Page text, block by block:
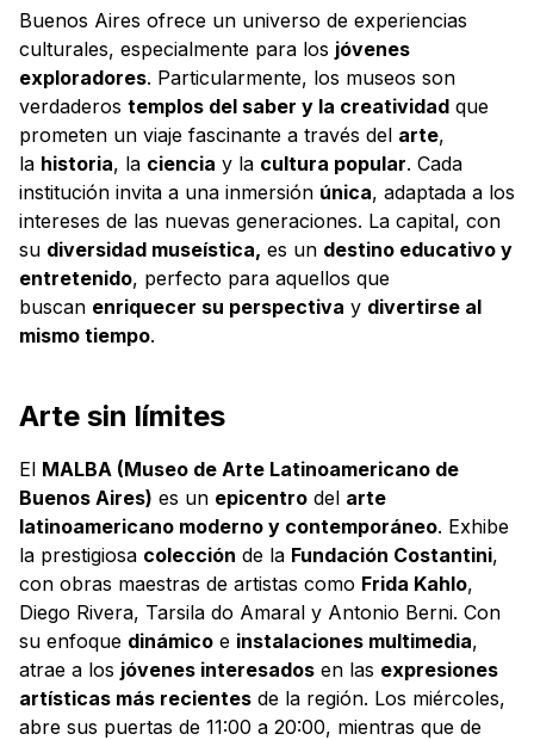
Buenos Aires ofrece un universo de experiencias
culturales, especialmente para los jóvenes
exploradores. Particularmente, los museos son
verdaderos templos del saber y la creatividad que
prometen un viaje fascinante a través del arte,
la historia, la ciencia y la cultura popular. Cada
institución invita a una inmersión única, adaptada a los
intereses de las nuevas generaciones. La capital, con
su diversidad museística, es un destino educativo y
entretenido, perfecto para aquellos que
buscan enriquecer su perspectiva y divertirse al
mismo tiempo.
Arte sin límites
El MALBA (Museo de Arte Latinoamericano de
Buenos Aires) es un epicentro del arte
latinoamericano moderno y contemporáneo. Exhibe
la prestigiosa colección de la Fundación Costantini,
con obras maestras de artistas como Frida Kahlo,
Diego Rivera, Tarsila do Amaral y Antonio Berni. Con
su enfoque dinámico e instalaciones multimedia,
atrae a los jóvenes interesados en las expresiones
artísticas más recientes de la región. Los miércoles,
abre sus puertas de 11:00 a 20:00, mientras que de